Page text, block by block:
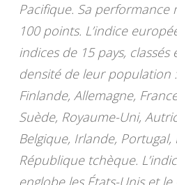
Pacifique. Sa performance
100 points. L’indice
indices de 15 pays,
densité de leur population
Finlande, Allemagne,
Suède, Royaume-Uni,
Belgique, Irlande, Portugal,
République tchèque.